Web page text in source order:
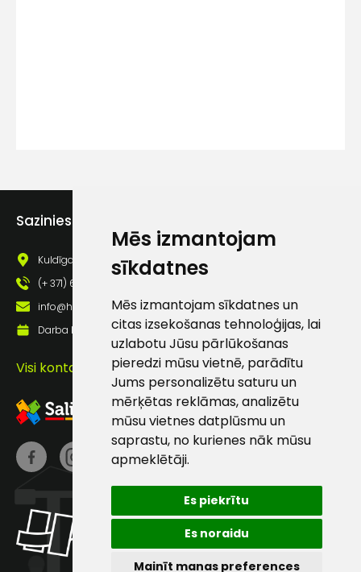
Mēs izmantojam
sīkdatnes
Mēs izmantojam sīkdatnes un
citas izsekošanas tehnoloģijas, lai
uzlabotu Jūsu pārlūkošanas
pieredzi mūsu vietnē, parādītu
Jums personalizētu saturu un
mērķētas reklāmas, analizētu
mūsu vietnes datplūsmu un
saprastu, no kurienes nāk mūsu
apmeklētāji.
Es piekrītu
Es noraidu
Mainīt manas preferences
Sazinies ar mums
Kuldīgas iela 69a, Saldus, Saldus nov., LV - 3801
(+ 371) 63 881 186
info@hards.lv
Darba laiks: Darbadienās: 8:00 - 17:00
Visi kontakti
pastā
Klientu
atbalsts
Darbdienās:
8:00 – 17:00
186
info@hards.lv